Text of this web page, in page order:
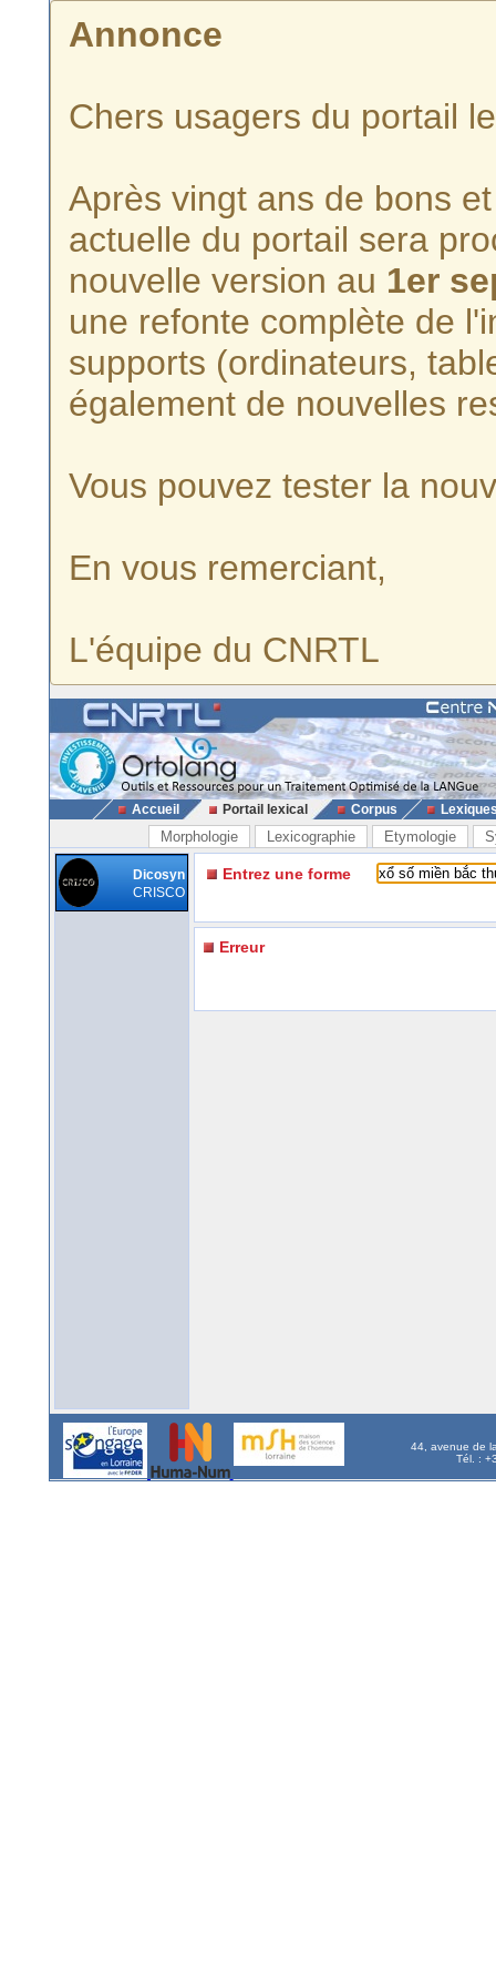
Annonce
Chers usagers du portail
Après vingt ans de bons
actuelle du portail sera
nouvelle version au 1er
une refonte complète de
supports (ordinateurs,
également de nouvelles
Vous pouvez tester la
En vous remerciant,
L'équipe du CNRTL
Accueil Portail lexical Corpus
Morphologie Lexicographie Etymologie
Dicosyn
CRISCO
Entrez une forme
Erreur
44, avenue de
Tél. :